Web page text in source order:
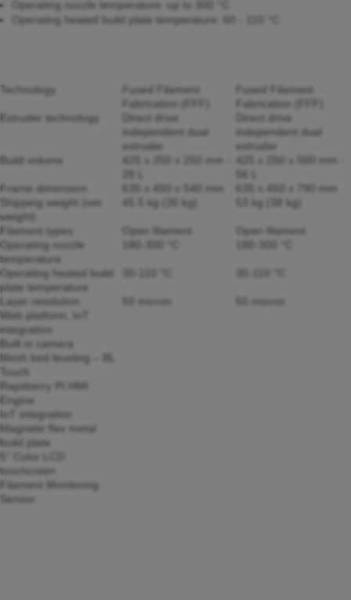
Operating nozzle temperature: up to 300 °C
Operating heated build plate temperature: 60 - 110 °C
Technology
Fused Filament
Fabrication (FFF)
Fused Filament
Fabrication (FFF)
Extruder technology
Direct drive
independent dual
extruder
Direct drive
independent dual
extruder
Build volume
425 x 250 x 250 mm -
425 x 250 x 500 mm -
Frame dimension
635 x 450 x 540 mm
635 x 450 x 790 mm
Shipping weight (net
weight)
45.5 kg (35 kg) 53 kg (38 kg)
Filament types Open filament
Open filament
Operating nozzle
temperature
Operating heated build
plate temperature
Layer resolution 50 micron
50 micron
Web platform, IoT
integration
Built in camera
Mesh bed leveling – BL
Touch
Rapsberry PI HMI
Engine
IoT integration
Magnetic flex metal
build plate
5" Color LCD
touchcreen
Filament Monitoring
Sensor